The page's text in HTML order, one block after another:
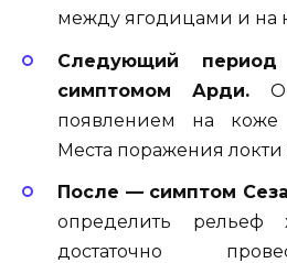
между ягодицами и на
Следующий период
симптомом Арди.
появлением на коже
Места поражения локти
После — симптом
определить рельеф
достаточно